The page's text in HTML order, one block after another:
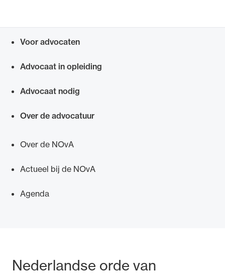
Voor advocaten
Advocaat in opleiding
Advocaat nodig
Over de advocatuur
Over de NOvA
Actueel bij de NOvA
Agenda
Bezoek- en postadres
Nederlandse orde van
Van de Advocatenwet tot de Verordening op
beroepsuitoefening: van de advocatenpas tot